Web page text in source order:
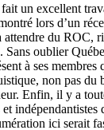
un excellent
lors d’un
du ROC,
Sans oublier
à ses membres
non pas du
Enfin, il y a
indépendantistes
ici serait